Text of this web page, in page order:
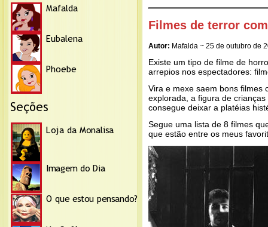
Filmes de terror
Autor: Mafalda ~ 25 de outubro de
Existe um tipo de filme de
arrepios nos espectadores:
Vira e mexe saem bons filmes
explorada, a figura de
consegue deixar a platéias
Segue uma lista de 8 filmes
que estão entre os meus